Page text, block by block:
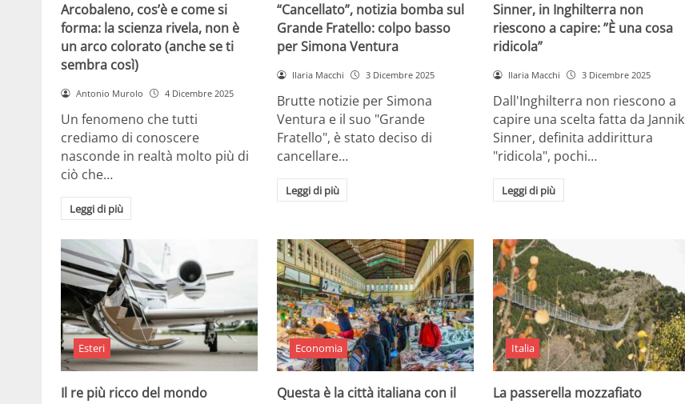
Arcobaleno, cos’è e come si
forma: la scienza rivela, non è
un arco colorato (anche se ti
sembra così)
Antonio Murolo 4 Dicembre 2025
Un fenomeno che tutti
crediamo di conoscere
nasconde in realtà molto più di
ciò che…
Leggi di più
“Cancellato”, notizia bomba sul
Grande Fratello: colpo basso
per Simona Ventura
Ilaria Macchi 3 Dicembre 2025
Brutte notizie per Simona
Ventura e il suo "Grande
Fratello", è stato deciso di
cancellare…
Leggi di più
Sinner, in Inghilterra non
riescono a capire: ”È una cosa
ridicola”
Ilaria Macchi 3 Dicembre 2025
Dall'Inghilterra non riescono a
capire una scelta fatta da Jannik
Sinner, definita addirittura
"ridicola", pochi…
Leggi di più
Esteri
Il re più ricco del mondo
Economia
Questa è la città italiana con il
Italia
La passerella mozzafiato